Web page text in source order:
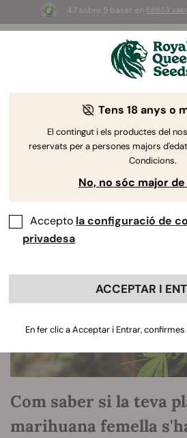
4.7 sobre 5 basat en 58653
⏳2x1-Oferta
2d 14h 44m 12s
Guia de cultiu de marihuana
Cercador de temes de la
Com saber si la teva
marihuana femella
Tens 18 anys o
El contingut i els productes del
reservats per a persones majors
Condicions.
No, no sóc major de
Accepto la configuració de
privadesa
ACCEPTAR I
En fer clic a Acceptar i Entrar,